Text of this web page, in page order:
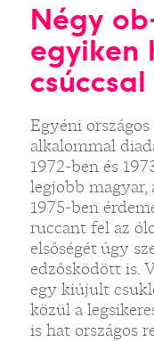
Négy
egyiken
csúccsal
Egyéni
alkalommal
1972-ben és
legjobb
1975-ben
ruccant fel az
elsőségét úgy
edzősködött is.
egy kiújult
közül a
is hat országos